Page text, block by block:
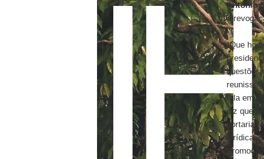
Antônio
a
“Que
questões
reunisse
fala em
diz que
portaria
jurídica,